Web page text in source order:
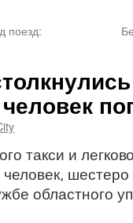
поезд:
такси и
областного